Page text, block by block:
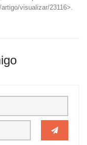
visualizar/23116>.